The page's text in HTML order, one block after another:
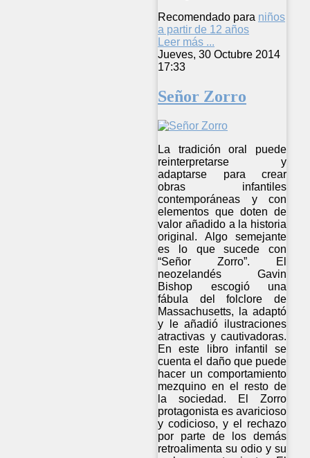
Recomendado para niños
a partir de 12 años
Leer más ...
Jueves, 30 Octubre 2014
17:33
Señor Zorro
La tradición oral puede
reinterpretarse y
adaptarse para crear
obras infantiles
contemporáneas y con
elementos que doten de
valor añadido a la historia
original. Algo semejante
es lo que sucede con
“Señor Zorro”. El
neozelandés Gavin
Bishop escogió una
fábula del folclore de
Massachusetts, la adaptó
y le añadió ilustraciones
atractivas y cautivadoras.
En este libro infantil se
cuenta el daño que puede
hacer un comportamiento
mezquino en el resto de
la sociedad. El Zorro
protagonista es avaricioso
y codicioso, y el rechazo
por parte de los demás
retroalimenta su odio y su